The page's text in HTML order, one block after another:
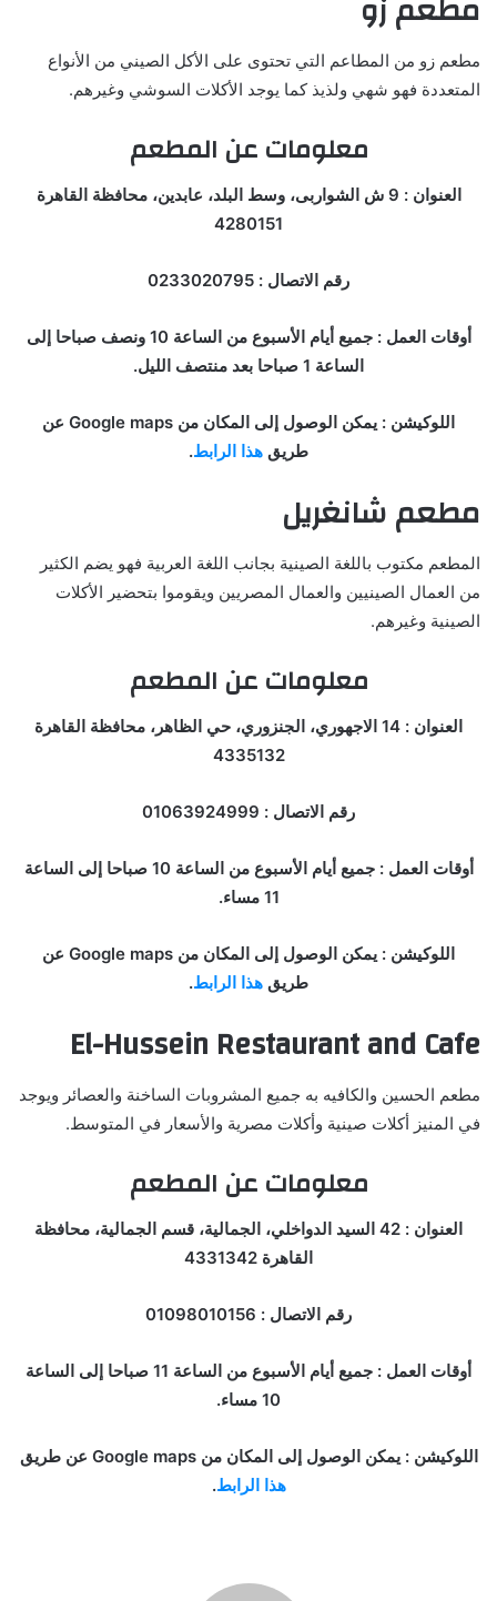
مطعم زو من المطاعم التي تحتوى على الأكل الصيني من الأنواع
المتعددة فهو شهي ولذيذ كما يوجد الأكلات السوشي وغيرهم.
معلومات عن المطعم
العنوان : 9 ش الشواربى، وسط البلد، عابدين، محافظة القاهرة
4280151
رقم الاتصال : 0233020795
أوقات العمل : جميع أيام الأسبوع من الساعة 10 ونصف صباحا إلى
الساعة 1 صباحا بعد منتصف الليل.
اللوكيشن : يمكن الوصول إلى المكان من Google maps عن
طريق هذا الرابط.
مطعم شانغريل
المطعم مكتوب باللغة الصينية بجانب اللغة العربية فهو يضم الكثير
من العمال الصينيين والعمال المصريين ويقوموا بتحضير الأكلات
الصينية وغيرهم.
معلومات عن المطعم
العنوان : 14 الاجهوري، الجنزوري، حي الظاهر، محافظة القاهرة
4335132
رقم الاتصال : 01063924999
أوقات العمل : جميع أيام الأسبوع من الساعة 10 صباحا إلى الساعة
11 مساء.
اللوكيشن : يمكن الوصول إلى المكان من Google maps عن
طريق هذا الرابط.
El-Hussein Restaurant and Cafe
مطعم الحسين والكافيه به جميع المشروبات الساخنة والعصائر ويوجد
في المنيز أكلات صينية وأكلات مصرية والأسعار في المتوسط.
معلومات عن المطعم
العنوان : 42 السيد الدواخلي، الجمالية، قسم الجمالية، محافظة
القاهرة 4331342
رقم الاتصال : 01098010156
أوقات العمل : جميع أيام الأسبوع من الساعة 11 صباحا إلى الساعة
10 مساء.
اللوكيشن : يمكن الوصول إلى المكان من Google maps عن طريق
هذا الرابط.